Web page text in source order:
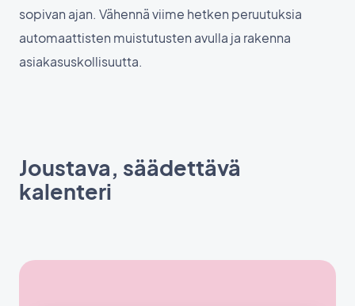
sopivan ajan. Vähennä viime hetken peruutuksia
automaattisten muistutusten avulla ja rakenna
asiakasuskollisuutta.
Joustava, säädettävä
kalenteri